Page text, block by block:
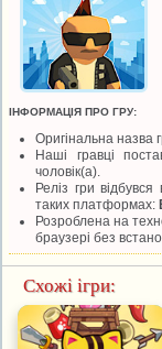
ІНФОРМАЦІЯ ПРО ГРУ:
Оригінальна назва
Наші гравці
чоловік(а).
Реліз гри
таких платформах:
Розроблена на
браузері без
Схожі ігри: